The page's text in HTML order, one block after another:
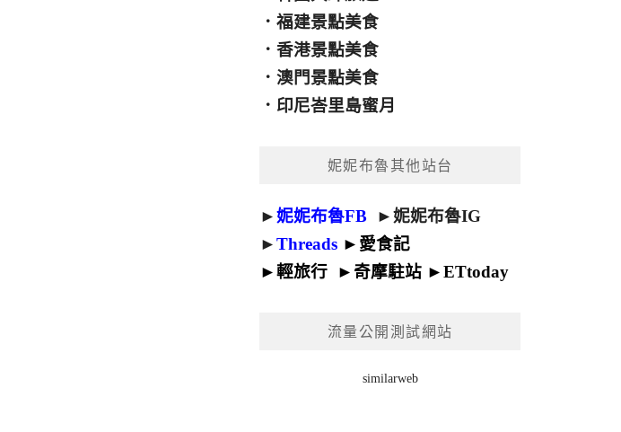
．福建景點美食
．香港景點美食
．澳門景點美食
． 印尼峇里島蜜月
妮妮布魯其他站台
►妮妮布魯FB ►妮妮布魯IG
►Threads ► 愛食記
►輕旅行 ► 奇摩駐站 ►ETtoday
流量公開測試網站
similarweb